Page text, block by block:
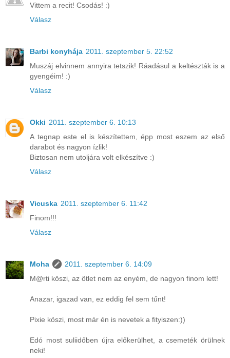
Vittem a recit! Csodás! :)
Válasz
Barbi konyhája 2011. szeptember 5. 22:52
Muszáj elvinnem annyira tetszik! Ráadásul a keltészták is a
gyengéim! :)
Válasz
Okki 2011. szeptember 6. 10:13
A tegnap este el is készítettem, épp most eszem az első
darabot és nagyon ízlik!
Biztosan nem utoljára volt elkészítve :)
Válasz
Vicuska 2011. szeptember 6. 11:42
Finom!!!
Válasz
Moha
2011. szeptember 6. 14:09
M@rti köszi, az ötlet nem az enyém, de nagyon finom lett!
Anazar, igazad van, ez eddig fel sem tűnt!
Pixie köszi, most már én is nevetek a fityiszen:))
Edó most suliidőben újra előkerülhet, a csemeték örülnek
neki!